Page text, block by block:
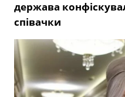
держава
співачки